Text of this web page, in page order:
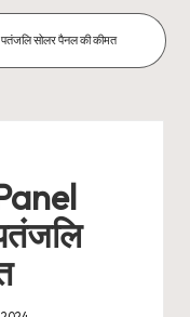
सोलर पैनल की कीमत